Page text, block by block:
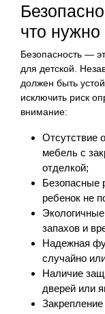
что нужно
Безопасность —
для детской.
должен быть
исключить риск
внимание:
Отсутствие
мебель с
отделкой;
Безопасные
ребенок не
запахов и
Надежная
случайно
Наличие
дверей или